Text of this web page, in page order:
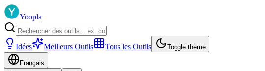
Yoopla
Idées Meilleurs Outils Tous les Outils Toggle theme
Français